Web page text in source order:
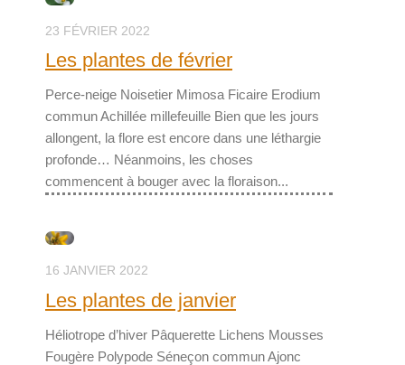
23 FÉVRIER 2022
Les plantes de février
Perce-neige Noisetier Mimosa Ficaire Erodium
commun Achillée millefeuille Bien que les jours
allongent, la flore est encore dans une léthargie
profonde… Néanmoins, les choses
commencent à bouger avec la floraison...
16 JANVIER 2022
Les plantes de janvier
Héliotrope d’hiver Pâquerette Lichens Mousses
Fougère Polypode Séneçon commun Ajonc